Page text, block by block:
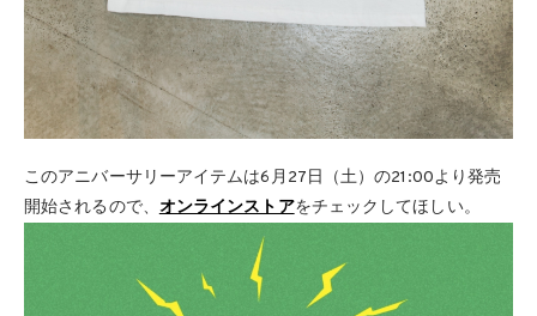
このアニバーサリーアイテムは6月27日（土）の21:00より発売
開始されるので、 オンラインストアをチェックしてほしい。